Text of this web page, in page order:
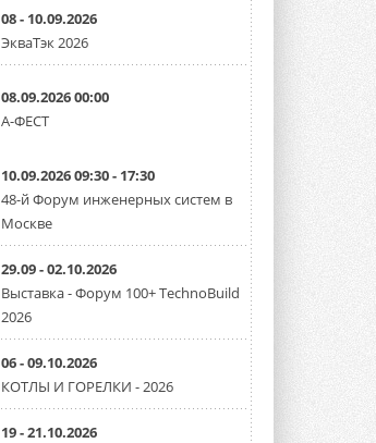
08 - 10.09.2026
ЭкваТэк 2026
08.09.2026 00:00
А-ФЕСТ
10.09.2026 09:30 - 17:30
48-й Форум инженерных систем в
Москве
29.09 - 02.10.2026
Выставка - Форум 100+ TechnoBuild
2026
06 - 09.10.2026
КОТЛЫ И ГОРЕЛКИ - 2026
19 - 21.10.2026